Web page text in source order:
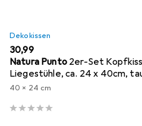
Dekokissen
EUR
30,99
Natura Punto 2er-Set
Liegestühle, ca. 24 x 40cm,
40 x 24 cm